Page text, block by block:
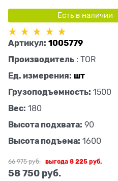
Есть в наличии
Артикул: 1005779
Производитель : TOR
Ед. измерения: шт
Грузоподъемность: 1500
Вес: 180
Высота подхвата: 90
Высота подъема: 1600
66 975 руб.
58 750 руб.
выгода8 225 руб.